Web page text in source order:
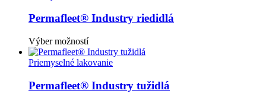
variantov.
si
môžete
vybrať
na
stránke
produktu.
Permafleet® Industry riedidlá
Výber možnostíTento
produkt
má
variantov.
Možnosti
Priemyselné lakovanie
Permafleet® Industry tužidlá